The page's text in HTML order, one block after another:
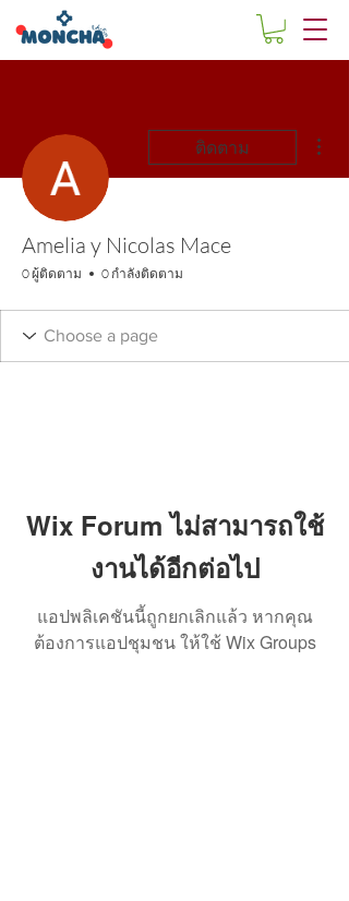
ติดตาม
Amelia y Nicolas Mace
0 ผู้ติดตาม 0 กำลังติดตาม
Wix Forum ไม่สามารถใช้
งานได้อีกต่อไป
แอปพลิเคชันนี้ถูกยกเลิกแล้ว หากคุณ
ต้องการแอปชุมชน ให้ใช้ Wix Groups